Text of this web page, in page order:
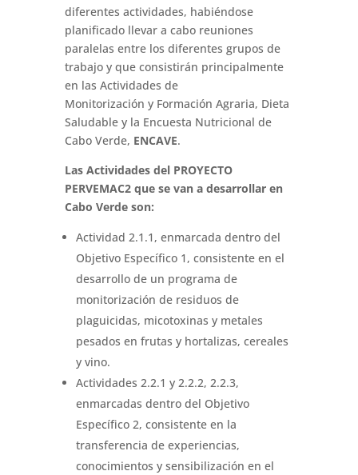
diferentes actividades, habiéndose
planificado llevar a cabo reuniones
paralelas entre los diferentes grupos de
trabajo y que consistirán principalmente
en las Actividades de
Monitorización y Formación Agraria, Dieta
Saludable y la Encuesta Nutricional de
Cabo Verde, ENCAVE.
Las Actividades del PROYECTO
PERVEMAC2 que se van a desarrollar en
Cabo Verde son:
Actividad 2.1.1, enmarcada dentro del
Objetivo Específico 1, consistente en el
desarrollo de un programa de
monitorización de residuos de
plaguicidas, micotoxinas y metales
pesados en frutas y hortalizas, cereales
y vino.
Actividades 2.2.1 y 2.2.2, 2.2.3,
enmarcadas dentro del Objetivo
Específico 2, consistente en la
transferencia de experiencias,
conocimientos y sensibilización en el